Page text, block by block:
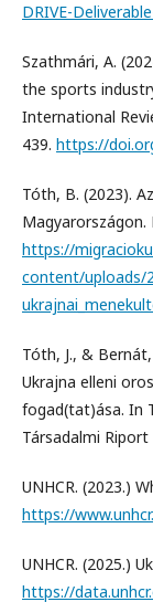
DRIVE-
Szathmári, A.
the sports
International
439. https://
Tóth, B. (2023).
https://
content/uploads/
Tóth, J., &
Ukrajna elleni
fogad(tat)ása. In
Társadalmi Riport
UNHCR. (2023.)
https://
UNHCR. (2025.)
https://